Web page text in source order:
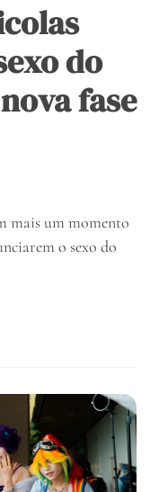
do
fase
mais um momento
o sexo do